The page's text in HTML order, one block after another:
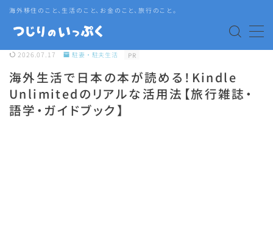
海外移住のこと、生活のこと、お金のこと、旅行のこと。
MENU
海外赴任・帯同
タイ生活
2026.07.17 駐妻・駐夫生活 PR
海外生活で日本の本が読める！Kindle
Unlimitedのリアルな活用法【旅行雑誌・
語学・ガイドブック】